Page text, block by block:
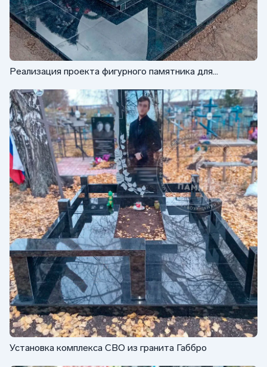
Реализация проекта фигурного памятника для
Установка комплекса СВО из гранита Габбро